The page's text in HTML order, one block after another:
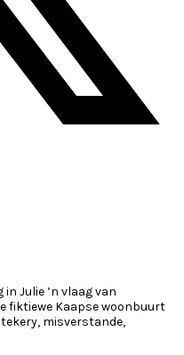
Julie ’n vlaag van
fiktiewe Kaapse woonbuurt
misverstande,